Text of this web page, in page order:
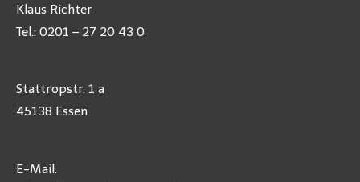
Klaus Richter
Tel.: 0201 – 27 20 43 0
Stattropstr. 1 a
45138 Essen
E-Mail: